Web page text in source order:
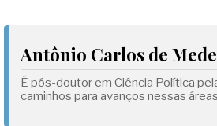
Antônio Carlos de
É pós-doutor em Ciência Política
caminhos para avanços nessas áreas